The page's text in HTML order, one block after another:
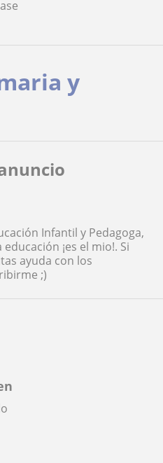
y
Infantil y Pedagoga,
¡es el mio!. Si
ayuda con los
;)